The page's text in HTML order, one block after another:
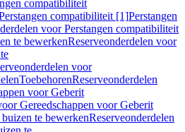
compatibiliteit
compatibiliteit [1]Perstangen
voor Perstangen compatibiliteit
te bewerkenReserveonderdelen voor
voor
ToebehorenReserveonderdelen
voor Geberit
Gereedschappen voor Geberit
te bewerkenReserveonderdelen